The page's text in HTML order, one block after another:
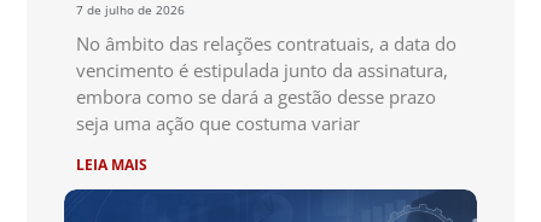
7 de julho de 2026
No âmbito das relações contratuais, a data do
vencimento é estipulada junto da assinatura,
embora como se dará a gestão desse prazo
seja uma ação que costuma variar
LEIA MAIS